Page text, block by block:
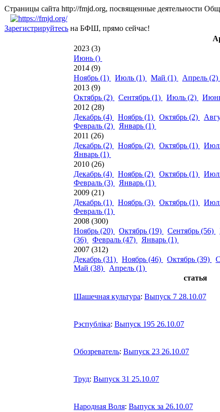
Страницы сайта http://fmjd.org, посвященные
Зарегистрируйтесь на БФШ, прямо сейчас!
2023 (3)
Июнь ()
2014 (9)
Ноябрь (1)
Июль (1) Май (1)
Апрель (2)
2013 (9)
Октябрь (2)
Сентябрь (1) Июль (2)
2012 (28)
Декабрь (4)
Ноябрь (1) Октябрь (2)
Февраль (2)
Январь (1)
2011 (26)
Декабрь (2)
Ноябрь (2) Октябрь (1)
Январь (1)
2010 (26)
Декабрь (4)
Ноябрь (2) Октябрь (1)
Февраль (3)
Январь (1)
2009 (21)
Декабрь (1)
Ноябрь (3) Октябрь (1)
Февраль (1)
2008 (300)
Ноябрь (20)
Октябрь (19) Сентябрь (56)
(36)
Февраль (47)
Январь (1)
2007 (312)
Декабрь (31)
Ноябрь (46) Октябрь (39)
Май (38)
Апрель (1)
статья
Шашечная культура: Выпуск 7 28.10.07
Рэспублiка: Выпуск 195 26.10.07
Обозреватель: Выпуск 23 26.10.07
Труд: Выпуск 31 25.10.07
Народная Воля: Выпуск за 26.10.07